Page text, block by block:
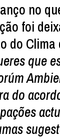
no
foi
do Clima
que
do